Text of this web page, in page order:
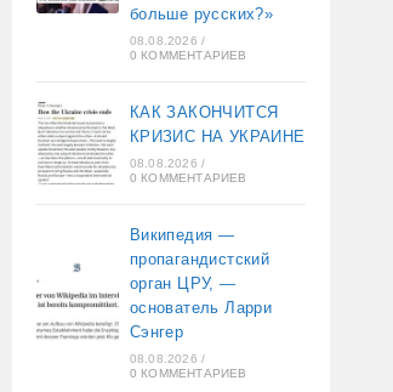
больше русских?»
08.08.2026 /
0 КОММЕНТАРИЕВ
КАК ЗАКОНЧИТСЯ
КРИЗИС НА УКРАИНЕ
08.08.2026 /
0 КОММЕНТАРИЕВ
Википедия —
пропагандистский
орган ЦРУ, —
основатель Ларри
Сэнгер
08.08.2026 /
0 КОММЕНТАРИЕВ